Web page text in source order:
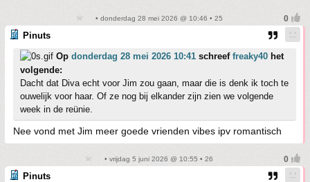
• donderdag 28 mei 2026 @ 10:46 • 25
Pinuts
Op donderdag 28 mei 2026 10:41 schreef freaky40 het
volgende:
Dacht dat Diva echt voor Jim zou gaan, maar die is denk ik toch te
ouwelijk voor haar. Of ze nog bij elkander zijn zien we volgende
week in de reünie.
Nee vond met Jim meer goede vrienden vibes ipv romantisch
• vrijdag 5 juni 2026 @ 10:55 • 26
Pinuts